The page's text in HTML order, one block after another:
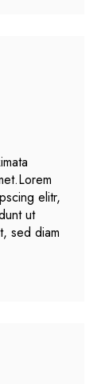
elitr,
ut
sed diam